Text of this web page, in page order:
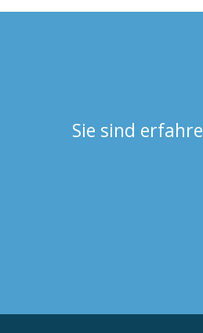
Sie sind